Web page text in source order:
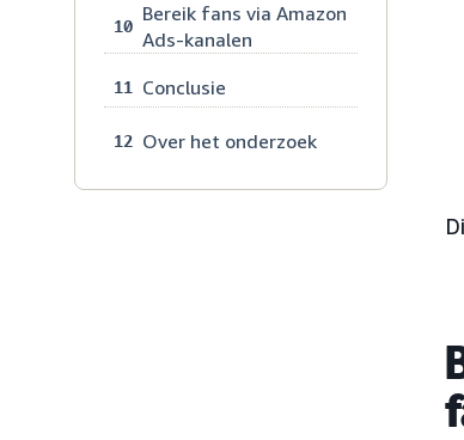
10
Bereik fans via Amazon
Ads-kanalen
11 Conclusie
12 Over het onderzoek